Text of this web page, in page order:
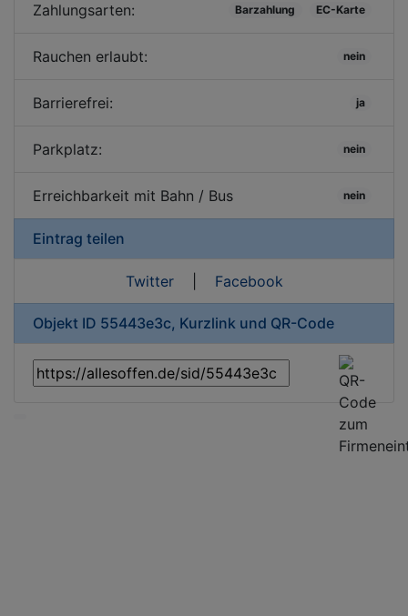
Zahlungsarten: Barzahlung EC-Karte
Rauchen erlaubt: nein
Barrierefrei: ja
Parkplatz: nein
Erreichbarkeit mit Bahn / Bus nein
Eintrag teilen
Twitter| Facebook
Objekt ID 55443e3c, Kurzlink und QR-Code